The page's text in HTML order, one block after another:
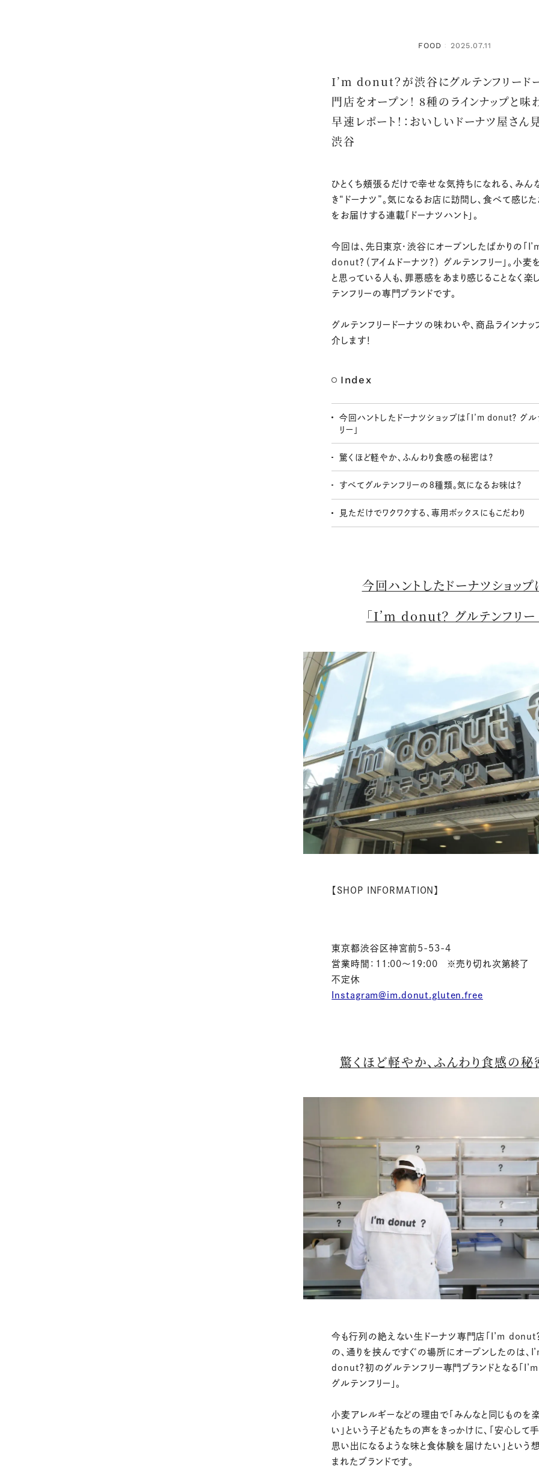
FOOD ： 2025.07.11
I’m donut？が渋谷にグルテンフリード
門店をオープン！ 8種のラインナップと味
早速レポート！：おいしいドーナツ屋さん
渋谷
ひとくち頰張るだけで幸せな気持ちになれる、みん
き“ドーナツ”。気になるお店に訪問し、食べて感じた
をお届けする連載「ドーナツハント」。
今回は、先日東京・渋谷にオープンしたばかりの「
donut？（アイムドーナツ？） グルテンフリー」。小麦
と思っている人も、罪悪感をあまり感じることなく楽
テンフリーの専門ブランドです。
グルテンフリードーナツの味わいや、商品ラインナ
介します！
Index
今回ハントしたドーナツショップは「I’m donut？ グル
リー」
驚くほど軽やか、ふんわり食感の秘密は？
すべてグルテンフリーの８種類。気になるお味は？
見ただけでワクワクする、専用ボックスにもこだわり
今回ハントしたドーナツショッ
「I’m donut？ グルテンフリー
【SHOP INFORMATION】
東京都渋谷区神宮前5-53-4
営業時間：11:00～19:00 ※売り切れ次第終了
不定休
Instagram＠im.donut.gluten.free
驚くほど軽やか、ふんわり食感の秘
今も行列の絶えない生ドーナツ専門店「I’m donut
の、通りを挟んですぐの場所にオープンしたのは、
donut？初のグルテンフリー専門ブランドとなる「
グルテンフリー」。
小麦アレルギーなどの理由で「みんなと同じものを
い」という子どもたちの声をきっかけに、「安心して
思い出になるような味と食体験を届けたい」という
まれたブランドです。